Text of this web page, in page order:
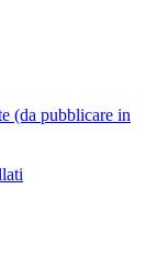
(da pubblicare in